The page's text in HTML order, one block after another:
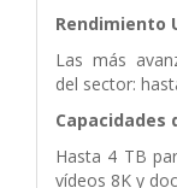
Rendimiento
Las más
del sector:
Capacidades
Hasta 4 TB
vídeos 8K y